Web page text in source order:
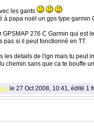
les gants
à papa noël un gps type garmin
276 C Garmin qui est
pas si il peut fonctionné en TT.
les details de l'ign mais tu peut
chemin sans que ca te bouffe
le 27 Oct 2008, 10:41, édité 1